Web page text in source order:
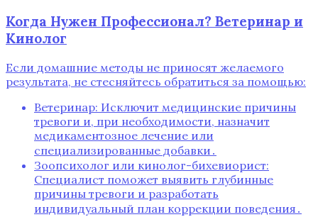
Когда Нужен Профессионал? Ветеринар и
Кинолог
Если домашние методы не приносят желаемого
результата, не стесняйтесь обратиться за помощью:
Ветеринар: Исключит медицинские причины
тревоги и, при необходимости, назначит
медикаментозное лечение или
специализированные добавки․
Зоопсихолог или кинолог-бихевиорист:
Специалист поможет выявить глубинные
причины тревоги и разработать
индивидуальный план коррекции поведения․